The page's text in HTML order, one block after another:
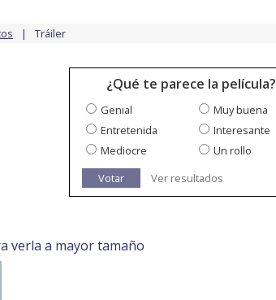
Tráiler
¿Qué te parece la película?
Genial
Muy buena
Entretenida
Interesante
Mediocre
Un rollo
Votar
Ver resultados
verla a mayor tamaño